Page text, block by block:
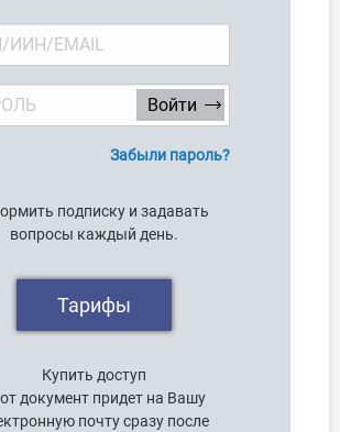
Забыли пароль?
подписку и задавать
вопросы каждый день.
Тарифы
Купить доступ
документ придет на Вашу
почту сразу после